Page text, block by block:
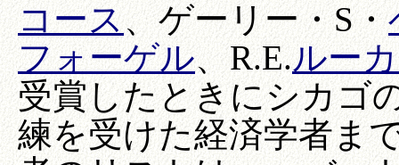
コース、ゲーリー・S・
フォーゲル、R.E.ルー
受賞したときにシカゴ
練を受けた経済学者ま